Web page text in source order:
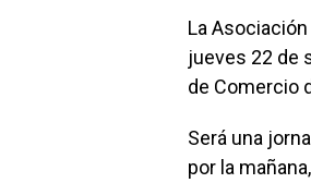
La
jueves 22 de
de Comercio
Será una
por la